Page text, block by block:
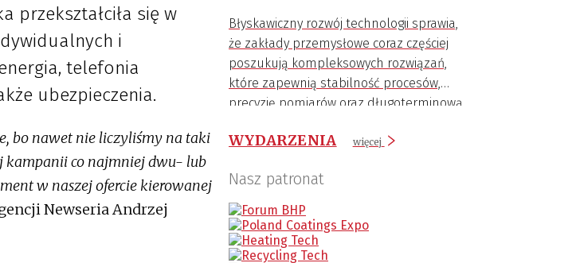
przekształciła się w
i
telefonia
ubezpieczenia.
bo nawet nie liczyliśmy na taki
kampanii co najmniej dwu- lub
w naszej ofercie kierowanej
Newseria Andrzej
Błyskawiczny rozwój technologii sprawia,
że zakłady przemysłowe coraz częściej
poszukują kompleksowych rozwiązań,
które zapewnią stabilność procesów,
precyzję pomiarów oraz długoterminową
WYDARZENIA więcej
Nasz patronat